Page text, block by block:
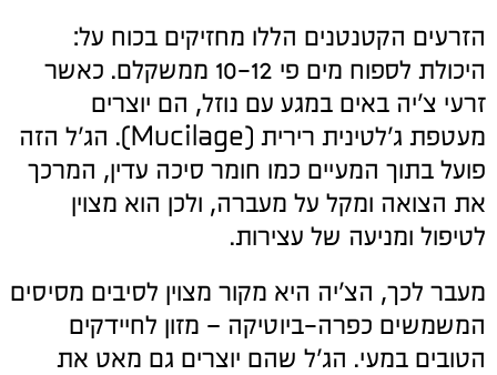
הזרעים הקטנטנים הללו מחזיקים בכוח על:
היכולת לספוח מים פי 10-12 ממשקלם. כאשר
זרעי צ'יה באים במגע עם נוזל, הם יוצרים
מעטפת ג'לטינית רירית (Mucilage). הג'ל הזה
פועל בתוך המעיים כמו חומר סיכה עדין, המרכך
את הצואה ומקל על מעברה, ולכן הוא מצוין
לטיפול ומניעה של עצירות.
מעבר לכך, הצ'יה היא מקור מצוין לסיבים מסיסים
המשמשים כפרה-ביוטיקה – מזון לחיידקים
הטובים במעי. הג'ל שהם יוצרים גם מאט את